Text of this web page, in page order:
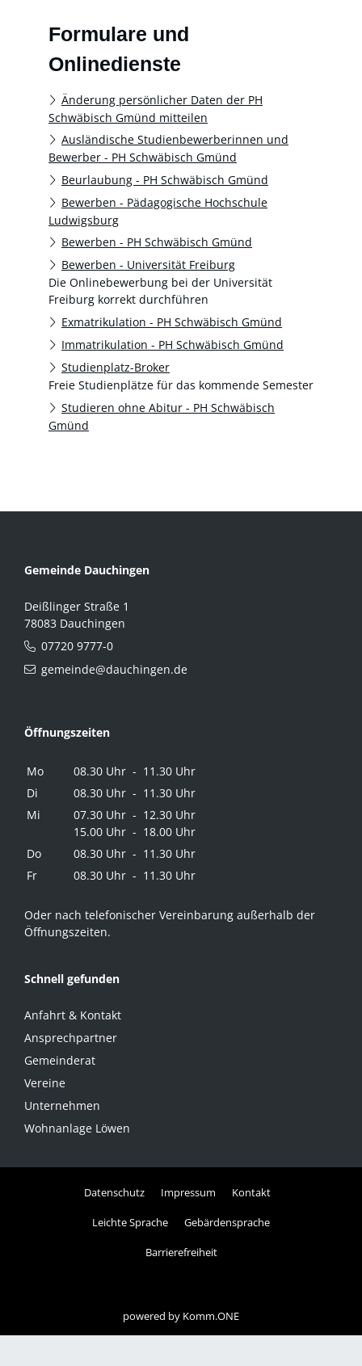
Formulare und
Onlinedienste
Änderung persönlicher Daten der PH
Schwäbisch Gmünd mitteilen
Ausländische Studienbewerberinnen und
Bewerber - PH Schwäbisch Gmünd
Beurlaubung - PH Schwäbisch Gmünd
Bewerben - Pädagogische Hochschule
Ludwigsburg
Bewerben - PH Schwäbisch Gmünd
Bewerben - Universität Freiburg
Die Onlinebewerbung bei der Universität
Freiburg korrekt durchführen
Exmatrikulation - PH Schwäbisch Gmünd
Immatrikulation - PH Schwäbisch Gmünd
Studienplatz-Broker
Freie Studienplätze für das kommende Semester
Studieren ohne Abitur - PH Schwäbisch
Gmünd
Gemeinde Dauchingen
Deißlinger Straße 1
78083 Dauchingen
07720 9777-0
gemeinde@dauchingen.de
Öffnungszeiten
Mo
08.30 Uhr - 11.30 Uhr
Di
08.30 Uhr - 11.30 Uhr
Mi
07.30 Uhr - 12.30 Uhr
15.00 Uhr - 18.00 Uhr
Do
08.30 Uhr - 11.30 Uhr
Fr
08.30 Uhr - 11.30 Uhr
Oder nach telefonischer Vereinbarung außerhalb der
Öffnungszeiten.
Schnell gefunden
Anfahrt & Kontakt
Ansprechpartner
Gemeinderat
Vereine
Unternehmen
Wohnanlage Löwen
Datenschutz Impressum Kontakt
Leichte Sprache Gebärdensprache
Barrierefreiheit
powered by Komm.ONE